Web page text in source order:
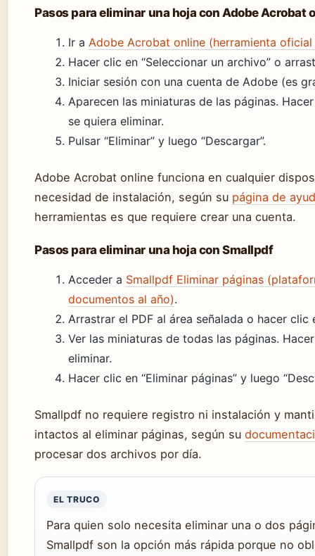
Pasos para eliminar una hoja con Adobe Acrobat
Ir a Adobe Acrobat online (herramienta
Hacer clic en “Seleccionar un archivo” o
Iniciar sesión con una cuenta de Adobe (es
Aparecen las miniaturas de las páginas.
se quiera eliminar.
Pulsar “Eliminar” y luego “Descargar”.
Adobe Acrobat online funciona en cualquier
necesidad de instalación, según su página de
herramientas es que requiere crear una cuenta.
Pasos para eliminar una hoja con Smallpdf
Acceder a Smallpdf Eliminar páginas
documentos al año).
Arrastrar el PDF al área señalada o hacer clic
Ver las miniaturas de todas las páginas.
eliminar.
Hacer clic en “Eliminar páginas” y luego
Smallpdf no requiere registro ni instalación y
intactos al eliminar páginas, según su
procesar dos archivos por día.
EL TRUCO
Para quien solo necesita eliminar una o dos
Smallpdf son la opción más rápida porque no